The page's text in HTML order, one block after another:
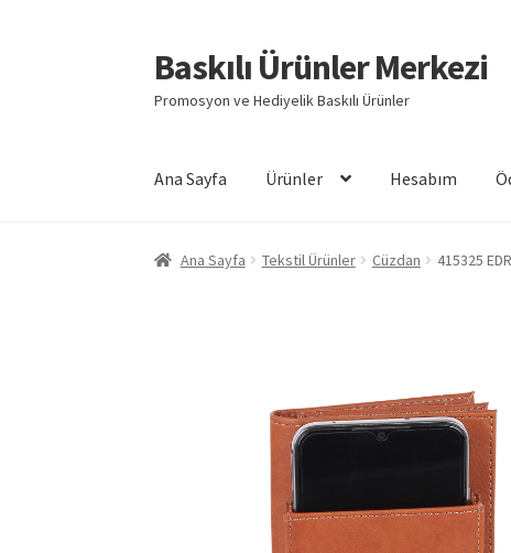
Dolaşıma
geç
İçeriğe
geç
Baskılı Ürünler Merkezi
Promosyon ve Hediyelik Baskılı Ürünler
Ana Sayfa Ürünler Hesabım
Giriş Baskılı ÜrünlerHesabım İletişim İPTAL
Ana Sayfa Tekstil Ürünler Cüzdan 415325